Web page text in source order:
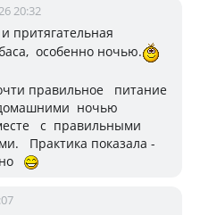
20:32
притягательная
особенно ночью.
правильное питание
ночью
с правильными
Практика показала -